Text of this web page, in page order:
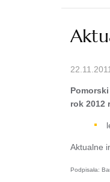
22.11.2011
rok 2012
Aktualne
Podpisała: